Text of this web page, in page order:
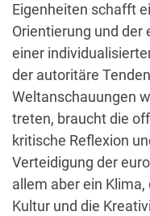
Eigenheiten schafft
Orientierung und der
einer
der autoritäre
Weltanschauungen
treten, braucht die
kritische Reflexion
Verteidigung der
allem aber ein
Kultur und die